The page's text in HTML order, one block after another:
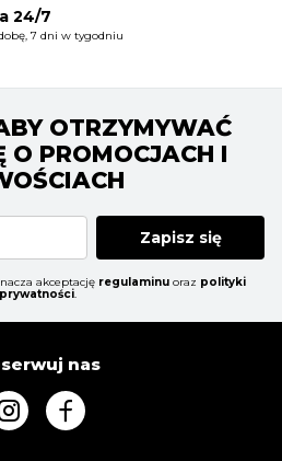
24/7
7 dni w tygodniu
OTRZYMYWAĆ
O PROMOCJACH I
Zapisz się
akceptację regulaminu oraz polityki
prywatności.
nas